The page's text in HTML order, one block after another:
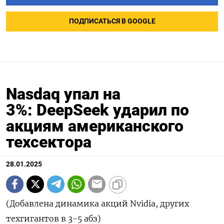
ПОДПИСАТЬСЯ В GOOGLE
Nasdaq упал на
3%: DeepSeek ударил по
акциям американского
техсектора
28.01.2025
(Добавлена динамика акций Nvidia, других
техгигантов в 3-5 абз)